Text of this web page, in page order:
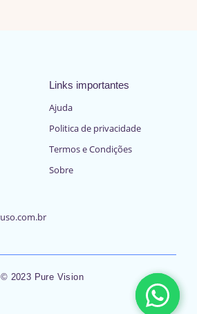
Links importantes
Ajuda
Politica de privacidade
Termos e Condições
Sobre
© 2023 Pure Vision